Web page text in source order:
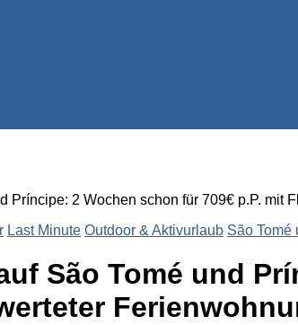
Príncipe: 2 Wochen schon für 709€ p.P. mit
Last Minute Outdoor & Aktivurlaub São Tomé
São Tomé und